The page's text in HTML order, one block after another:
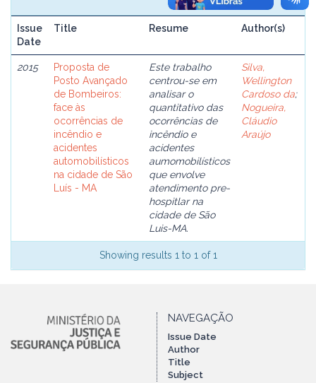
Issue
Date
Title Resume Author(s)
2015
Proposta de
Posto Avançado
de Bombeiros:
face às
ocorrências de
incêndio e
acidentes
automobilísticos
na cidade de São
Luís - MA
Este trabalho
centrou-se em
analisar o
quantitativo das
ocorrências de
incêndio e
acidentes
aumomobilísticos
que envolve
atendimento pre-
hospitlar na
cidade de São
Luis-MA.
Silva,
Wellington
Cardoso da;
Nogueira,
Cláudio
Araújo
Showing results 1 to 1 of 1
NAVEGAÇÃO
Issue Date
Author
Title
Subject